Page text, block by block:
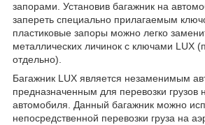
запорами. Установив багажник на
запереть специально прилагаемым
пластиковые запоры можно легко
металлических личинок с ключами LUX
отдельно).
Багажник LUX является незаменимым
предназначенным для перевозки грузов
автомобиля. Данный багажник можно
непосредственной перевозки груза на